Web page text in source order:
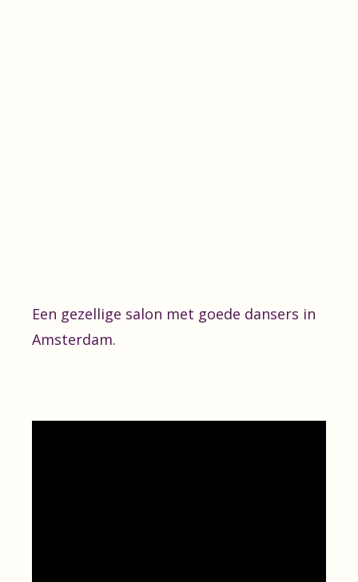
Een gezellige salon met goede dansers in
Amsterdam.